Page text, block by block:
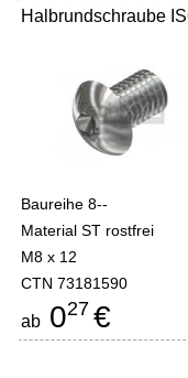
Halbrundschraube
Baureihe 8--
Material ST rostfrei
M8 x 12
CTN 73181590
ab 027 €